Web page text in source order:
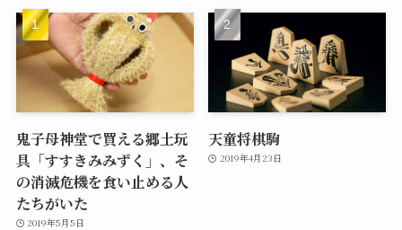
鬼子母神堂で買える郷土玩
具「すすきみみずく」、そ
の消滅危機を食い止める人
たちがいた
2019年5月5日
天童将棋駒
2019年4月23日